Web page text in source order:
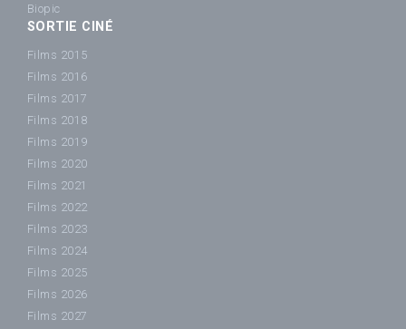
Biopic
SORTIE CINÉ
Films 2015
Films 2016
Films 2017
Films 2018
Films 2019
Films 2020
Films 2021
Films 2022
Films 2023
Films 2024
Films 2025
Films 2026
Films 2027